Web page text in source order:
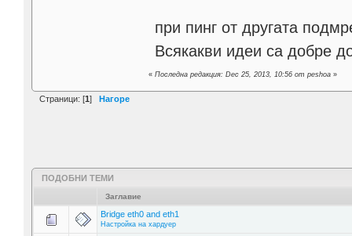
при пинг от другата
Всякакви идеи са добре
«Последна редакция: Dec 25, 2013, 10:56 от peshoa »
Страници: [1] Нагоре
ПОДОБНИ ТЕМИ
Заглавие
Bridge eth0 and eth1
Настройка на хардуер